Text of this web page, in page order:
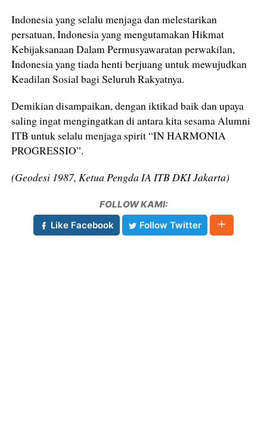
Indonesia yang selalu menjaga dan melestarikan
persatuan, Indonesia yang mengutamakan Hikmat
Kebijaksanaan Dalam Permusyawaratan perwakilan,
Indonesia yang tiada henti berjuang untuk mewujudkan
Keadilan Sosial bagi Seluruh Rakyatnya.
Demikian disampaikan, dengan iktikad baik dan upaya
saling ingat mengingatkan di antara kita sesama Alumni
ITB untuk selalu menjaga spirit “IN HARMONIA
PROGRESSIO”.
(Geodesi 1987, Ketua Pengda IA ITB DKI Jakarta)
FOLLOW KAMI:
Like Facebook
Follow Twitter